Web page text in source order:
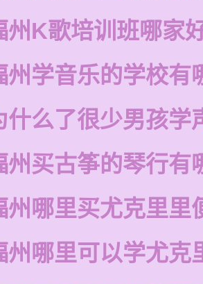
州K歌培训班哪家
州学音乐的学校有
什么了很少男孩学
州买古筝的琴行有
州哪里买尤克里里
州哪里可以学尤克